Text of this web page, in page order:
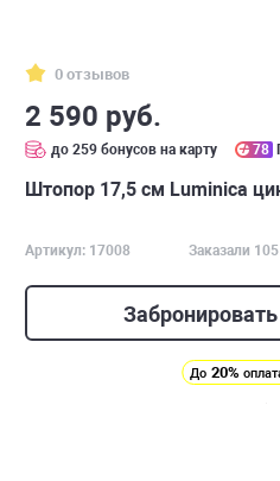
0 отзывов
2 590 руб.
до 259 бонусов на карту 78
Штопор 17,5 см Luminica
Артикул: 17008 Заказали
Забронировать
До 20%